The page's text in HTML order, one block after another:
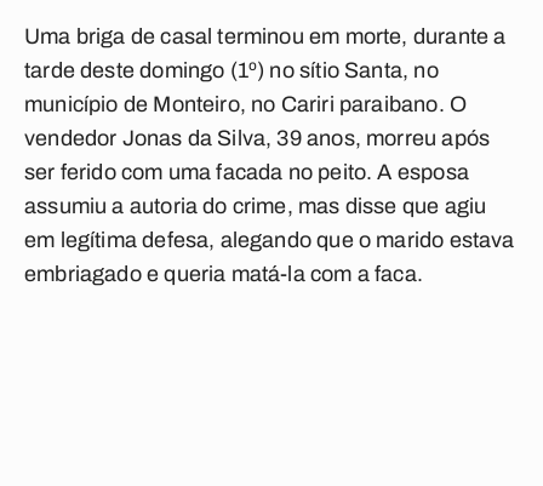
Uma briga de casal terminou em morte, durante a
tarde deste domingo (1º) no sítio Santa, no
município de Monteiro, no Cariri paraibano. O
vendedor Jonas da Silva, 39 anos, morreu após
ser ferido com uma facada no peito. A esposa
assumiu a autoria do crime, mas disse que agiu
em legítima defesa, alegando que o marido estava
embriagado e queria matá-la com a faca.